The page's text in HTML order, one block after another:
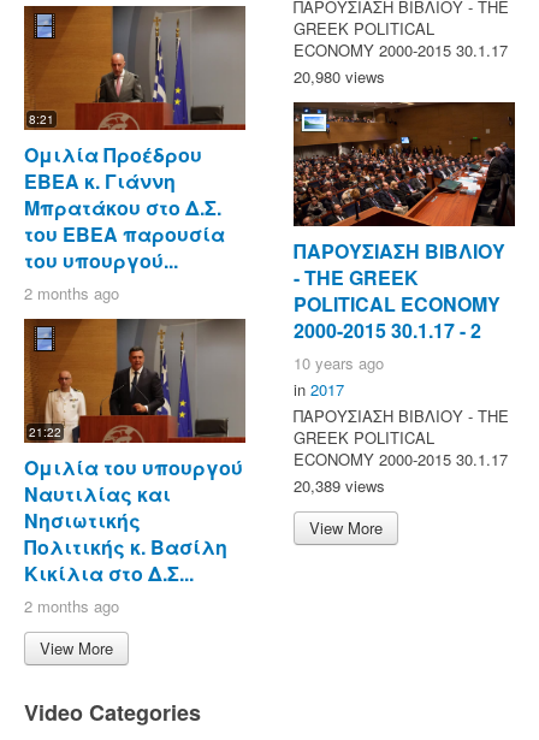
8:21
Ομιλία Προέδρου
ΕΒΕΑ κ. Γιάννη
Μπρατάκου στο Δ.Σ.
του ΕΒΕΑ παρουσία
του υπουργού...
2 months ago
21:22
Ομιλία του υπουργού
Ναυτιλίας και
Νησιωτικής
Πολιτικής κ. Βασίλη
Κικίλια στο Δ.Σ...
2 months ago
View More
Video Categories
ΠΑΡΟΥΣΙΑΣΗ ΒΙΒΛΙΟΥ - ΤΗΕ
GREEK POLITICAL
ECONOMY 2000-2015 30.1.17
20,980 views
ΠΑΡΟΥΣΙΑΣΗ ΒΙΒΛΙΟΥ
- ΤΗΕ GREEK
POLITICAL ECONOMY
2000-2015 30.1.17 - 2
10 years ago
in 2017
ΠΑΡΟΥΣΙΑΣΗ ΒΙΒΛΙΟΥ - ΤΗΕ
GREEK POLITICAL
ECONOMY 2000-2015 30.1.17
20,389 views
View More